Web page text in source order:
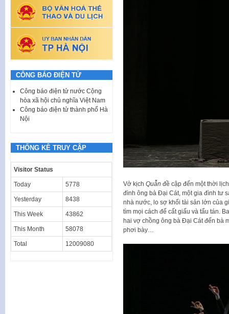
Vở kịch Quẫn đề cập đến một thời
đình ông bà Đại Cát, một gia đình tư
nhà nước, lo sợ khối tài sản lớn của
tìm mọi cách để cất giấu và tẩu tán.
hai vợ chồng ông bà Đại Cát đến bà
phơi bày…
CÔNG BÁO ĐIỆN TỬ
Công báo điện tử nước Cộng
hòa xã hội chủ nghĩa Việt Nam
Công báo điện tử thành phố Hà
Nội
THỐNG KÊ TRUY CẬP
Visitor Status
Today 5778
Yesterday 8438
This Week 43862
This Month 58078
Total 12009080